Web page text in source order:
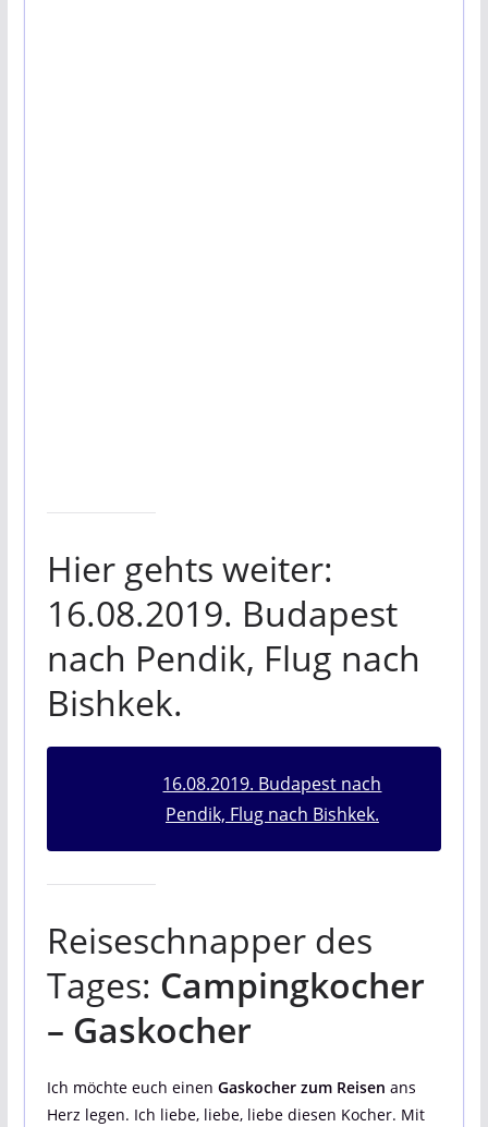
Hier gehts weiter:
16.08.2019. Budapest
nach Pendik, Flug nach
Bishkek.
16.08.2019. Budapest nach
Pendik, Flug nach Bishkek.
Reiseschnapper des
Tages: Campingkocher
– Gaskocher
Ich möchte euch einen Gaskocher zum Reisen ans
Herz legen. Ich liebe, liebe, liebe diesen Kocher. Mit